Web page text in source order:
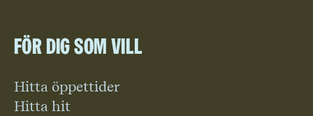
För dig som vill
Hitta öppettider
Hitta hit